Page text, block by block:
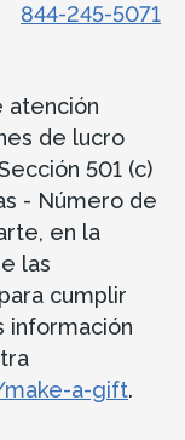
844-245-5071
atención
de lucro
501 (c)
- Número de
en la
las
cumplir
información
make-a-gift.